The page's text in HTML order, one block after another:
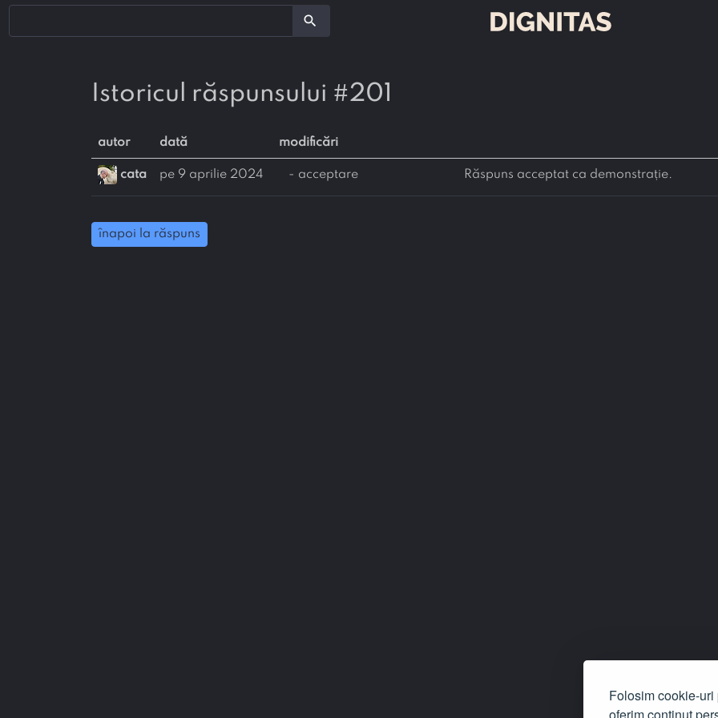
Folosim cookie-
search
Istoricul răspunsului #201
autor dată modificări
cata pe 9 aprilie 2024 - acceptare Răspuns acceptat ca demonstrație.
înapoi la răspuns